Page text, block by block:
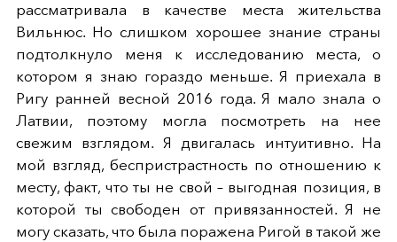
рассматривала в качестве места жительства
Вильнюс. Но слишком хорошее знание страны
подтолкнуло меня к исследованию места, о
котором я знаю гораздо меньше. Я приехала в
Ригу ранней весной 2016 года. Я мало знала о
Латвии, поэтому могла посмотреть на нее
свежим взглядом. Я двигалась интуитивно. На
мой взгляд, беспристрастность по отношению к
месту, факт, что ты не свой – выгодная позиция, в
которой ты свободен от привязанностей. Я не
могу сказать, что была поражена Ригой в такой же